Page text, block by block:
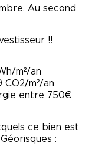
Au second
!!
m²/an
m²/an
entre 750€
ce bien est
: